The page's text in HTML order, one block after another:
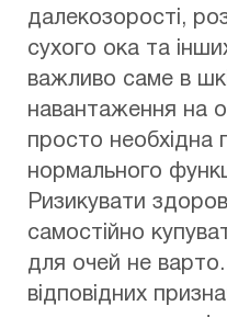
далекозорості,
сухого ока та
важливо саме в
навантаження на
просто необхідна
нормального
Ризикувати
самостійно
для очей не
відповідних